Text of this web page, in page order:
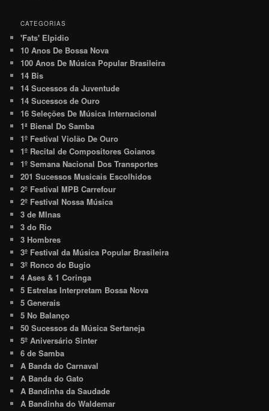
CATEGORIAS
'Fats' Elpidio
10 Anos De Bossa Nova
100 Anos De Música Popular Brasileira
14 Bis
14 Sucessos da Juventude
14 Sucessos de Ouro
16 Seleções De Música Internacional
1ª Bienal Do Samba
1º Festival Violão De Ouro
1º Recital de Compositores Goianos
1º Semana Nacional Dos Transportes
201 Sucessos Musicais Escolhidos
2º Festival MPB Carrefour
2º Festival Nossa Música
3 de MInas
3 do Rio
3 Hombres
3º Festival da Música Popular Brasileira
3º Ronco do Bugio
4 Ases & 1 Coringa
5 Estrelas Interpretam Bossa Nova
5 Generais
5 No Balanço
50 Sucessos da Música Sertaneja
5º Aniversário Sinter
6 de Samba
A Banda do Carnaval
A Banda do Gato
A Bandinha da Saudade
A Bandinha do Waldemar